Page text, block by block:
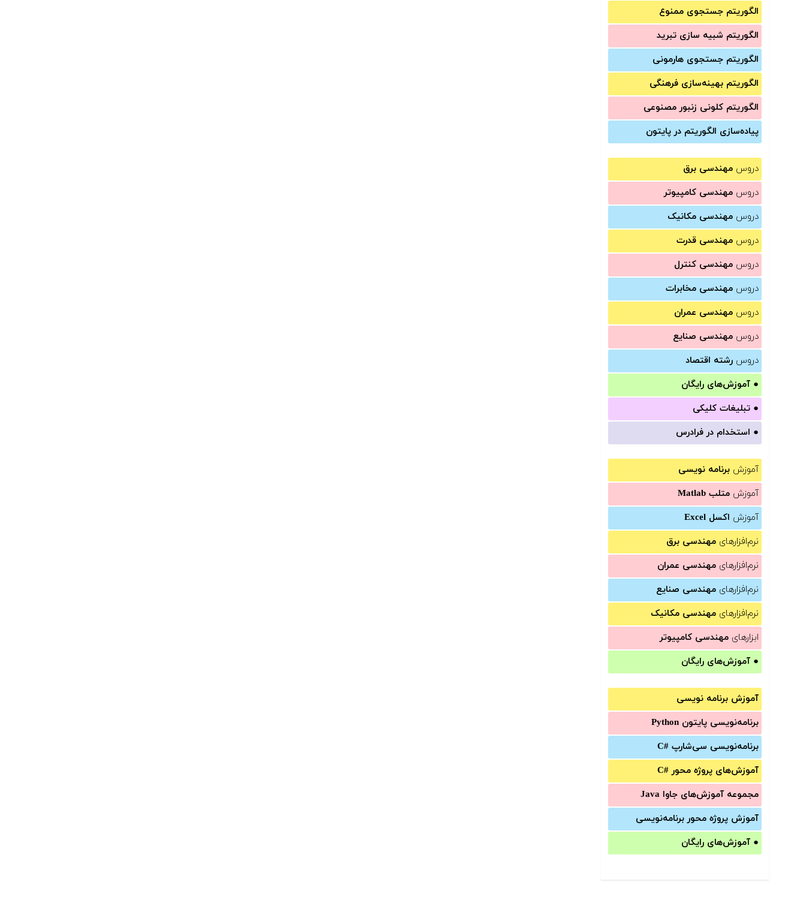
الگوریتم جستجوی ممنوع
الگوریتم شبیه سازی تبرید
الگوریتم جستجوی هارمونی
الگوریتم بهینه‌سازی فرهنگی
الگوریتم کلونی زنبور مصنوعی
پیاده‌سازی الگوریتم در پایتون
دروس مهندسی برق
دروس مهندسی کامپیوتر
دروس مهندسی مکانیک
دروس مهندسی قدرت
دروس مهندسی کنترل
دروس مهندسی مخابرات
دروس مهندسی عمران
دروس مهندسی صنایع
دروس رشته اقتصاد
● آموزش‌های رایگان
● تبلیغات کلیکی
● استخدام در فرادرس
آموزش برنامه نویسی
آموزش متلب Matlab
آموزش اکسل Excel
نرم‌افزارهای مهندسی برق
نرم‌افزارهای مهندسی عمران
نرم‌افزارهای مهندسی صنایع
نرم‌افزارهای مهندسی مکانیک
ابزارهای مهندسی کامپیوتر
● آموزش‌های رایگان
آموزش برنامه نویسی
برنامه‌نویسی پایتون Python
برنامه‌‌نویسی سی‌شارپ C#‎
آموزش‌های پروژه محور #C
مجموعه آموزش‌های جاوا Java
آموزش‌ پروژه محور برنامه‌نویسی
● آموزش‌های رایگان